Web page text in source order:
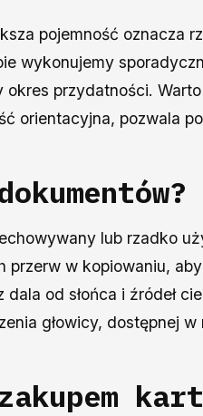
pojemność oznacza
wykonujemy
okres przydatności.
orientacyjna, pozwala
lub rzadko
przerw w kopiowaniu,
od słońca i źródeł
głowicy, dostępnej w